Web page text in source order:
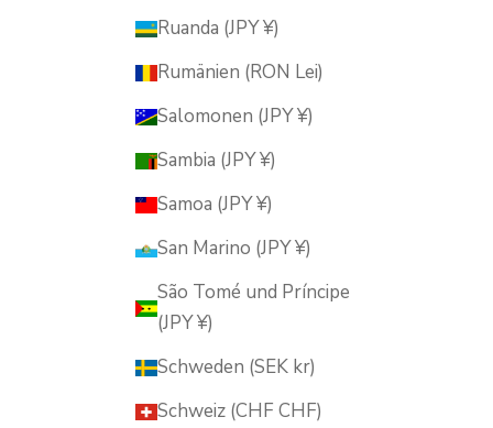
Ruanda (JPY ¥)
Rumänien (RON Lei)
Salomonen (JPY ¥)
Sambia (JPY ¥)
Samoa (JPY ¥)
San Marino (JPY ¥)
São Tomé und Príncipe
(JPY ¥)
Schweden (SEK kr)
Schweiz (CHF CHF)